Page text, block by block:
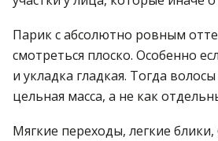
Парик с абсолютно ровным
смотреться плоско. Особенно
и укладка гладкая. Тогда
цельная масса, а не как
Мягкие переходы, легкие блики,